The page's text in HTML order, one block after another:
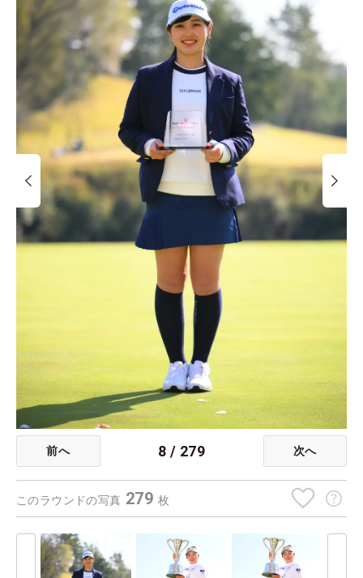
前へ 8 / 279 次へ
このラウンドの写真 279 枚